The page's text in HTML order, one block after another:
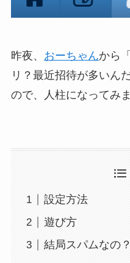
昨夜、 おーちゃんから
リ？最近招待が多いん
ので、人柱になってみま
設定方法
遊び方
結局スパムなの？